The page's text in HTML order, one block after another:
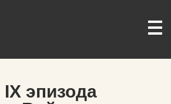
эпизода